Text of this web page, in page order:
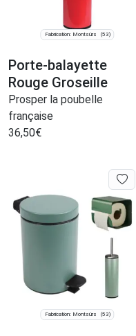
Fabrication: Montsûrs (53)
Porte-balayette
Rouge Groseille
Prosper la poubelle
française
36,50€
Fabrication: Montsûrs (53)